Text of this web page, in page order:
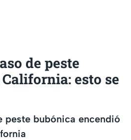
de peste
esto se
peste bubónica encendió